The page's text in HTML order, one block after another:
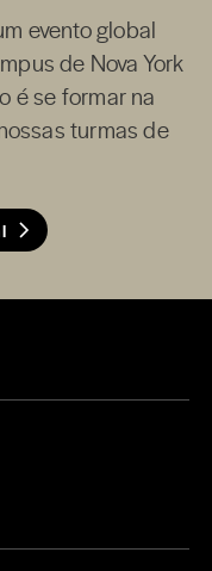
evento global
de Nova York
é se formar na
turmas de